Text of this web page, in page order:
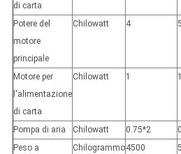
di carta
Potere del
motore
principale
Chilowatt 4
Motore per
l'alimentazione
di carta
Chilowatt 1 1
Pompa di aria Chilowatt 0.75*2
Peso a
Chilogrammo4500